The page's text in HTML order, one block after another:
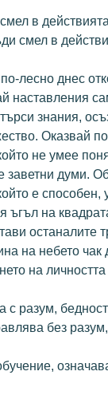
в
смел в
лесно днес
наставления
знания,
Оказвай
не умее
заветни думи.
е способен,
ъгъл на
останалите
на небето чак
на
с разум,
без разум,